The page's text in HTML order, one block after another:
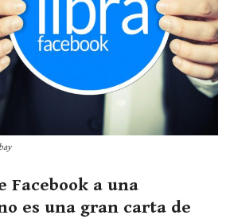
Facebook a una
es una gran carta de